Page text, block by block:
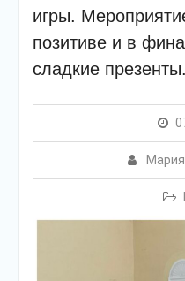
игры.
позитиве и в
сладкие презенты.